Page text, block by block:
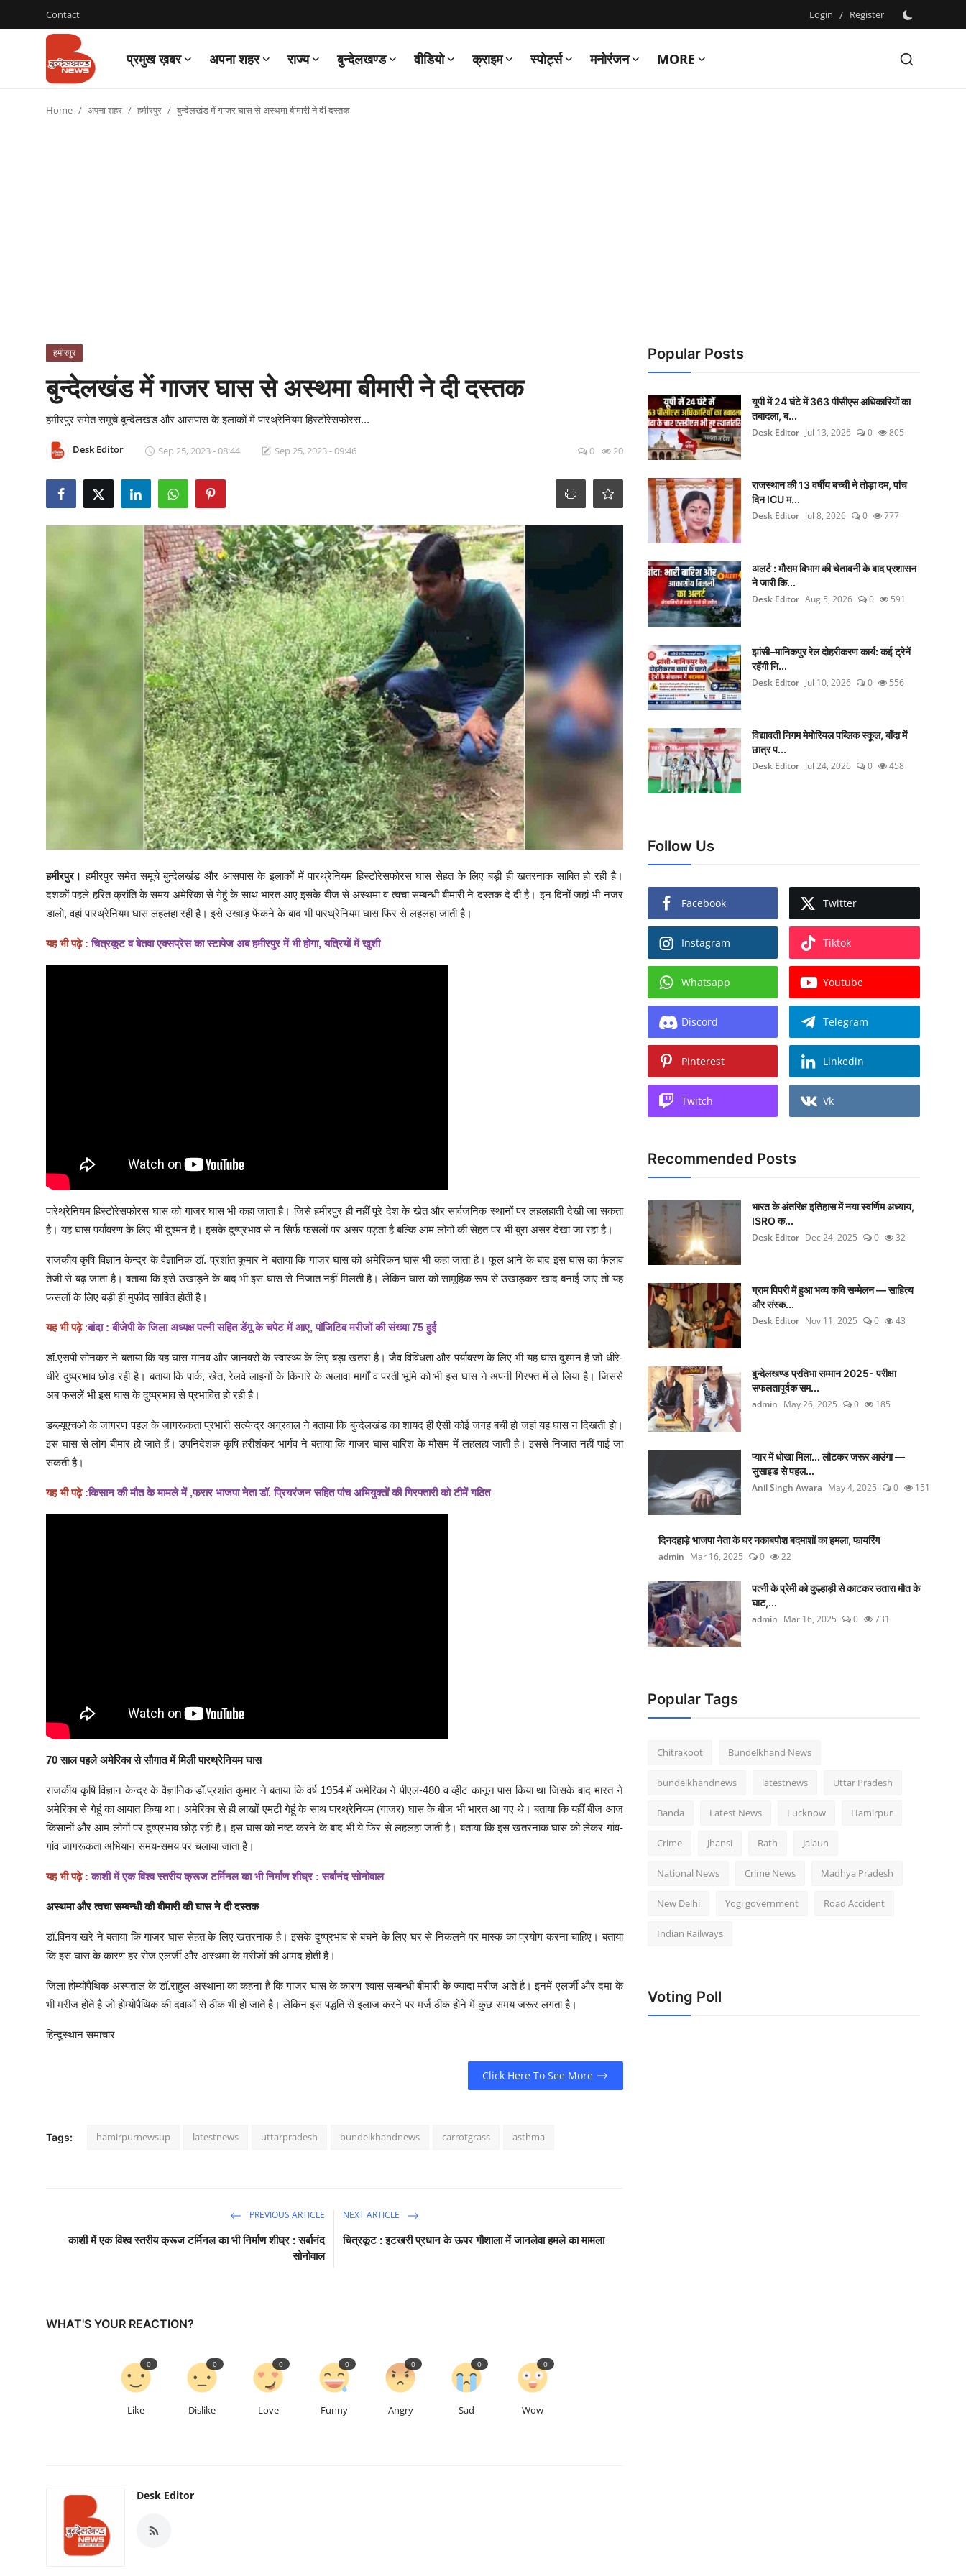
Contact Login / Register
प्रमुख ख़बर अपना शहर राज्य बुन्देलखण्ड वीडियो क्राइम स्पोर्ट्स मनोरंजन MORE
Login
Home अपना शहर हमीरपुर बुन्देलखंड में गाजर घास से अस्थमा बीमारी ने दी दस्तक
हमीरपुर
बुन्देलखंड में गाजर घास से अस्थमा बीमारी ने दी दस्तक
हमीरपुर समेत समूचे बुन्देलखंड और आसपास के इलाकों में पारथ्रेनियम हिस्टोरेसफोरस...
Desk Editor Sep 25, 2023 - 08:44 Sep 25, 2023 - 09:46 0 20
हमीरपुर। हमीरपुर समेत समूचे बुन्देलखंड और आसपास के इलाकों में पारथ्रेनियम हिस्टोरेसफोरस घास सेहत के लिए बड़ी ही खतरनाक साबित हो रही है।
दशकों पहले हरित क्रांति के समय अमेरिका से गेहूं के साथ भारत आए इसके बीज से अस्थमा व त्वचा सम्बन्धी बीमारी ने दस्तक दे दी है। इन दिनों जहां भी नजर
डालो, वहां पारथ्रेनियम घास लहलहा रही है। इसे उखाड़ फेंकने के बाद भी पारथ्रेनियम घास फिर से लहलहा जाती है।
यह भी पढ़े : चित्रकूट व बेतवा एक्सप्रेस का स्टापेज अब हमीरपुर में भी होगा, यत्रियों में खुशी
पारेथ्रेनियम हिस्टोरेसफोरस घास को गाजर घास भी कहा जाता है। जिसे हमीरपुर ही नहीं पूरे देश के खेत और सार्वजनिक स्थानों पर लहलहाती देखी जा सकता
है। यह घास पर्यावरण के लिए भी दुश्मन है। इसके दुष्प्रभाव से न सिर्फ फसलों पर असर पड़ता है बल्कि आम लोगों की सेहत पर भी बुरा असर देखा जा रहा है।
राजकीय कृषि विज्ञान केन्द्र के वैज्ञानिक डॉ. प्रशांत कुमार ने बताया कि गाजर घास को अमेरिकन घास भी कहा जाता है। फूल आने के बाद इस घास का फैलाव
तेजी से बढ़ जाता है। बताया कि इसे उखाड़ने के बाद भी इस घास से निजात नहीं मिलती है। लेकिन घास को सामूहिक रूप से उखाड़कर खाद बनाई जाए तो यह
फसलों के लिए बड़ी ही मुफीद साबित होती है।
यह भी पढ़े :बांदा : बीजेपी के जिला अध्यक्ष पत्नी सहित डेंगू के चपेट में आए, पॉजिटिव मरीजों की संख्या 75 हुई
डॉ.एसपी सोनकर ने बताया कि यह घास मानव और जानवरों के स्वास्थ्य के लिए बड़ा खतरा है। जैव विविधता और पर्यावरण के लिए भी यह घास दुश्मन है जो धीरे-
धीरे दुष्प्रभाव छोड़ रही है। बताया कि पार्क, खेत, रेलवे लाइनों के किनारे के अलावा मार्गों व परती भूमि को भी इस घास ने अपनी गिरफ्त में ले लिया है। जिससे
अब फसलें भी इस घास के दुष्प्रभाव से प्रभावित हो रही है।
डब्ल्यूएचओ के जागरण पहल के जागरूकता प्रभारी सत्येन्द्र अग्रवाल ने बताया कि बुन्देलखंड का शायद ही ऐसी कोई जगह बची हो जहां यह घास न दिखती हो।
इस घास से लोग बीमार हो जाते हैं। उपनिदेशक कृषि हरीशंकर भार्गव ने बताया कि गाजर घास बारिश के मौसम में लहलहा जाती है। इससे निजात नहीं पाई जा
सकती है।
यह भी पढ़े :किसान की मौत के मामले में ,फरार भाजपा नेता डॉ. प्रियरंजन सहित पांच अभियुक्तों की गिरफ्तारी को टीमें गठित
70 साल पहले अमेरिका से सौगात में मिली पारथ्रेनियम घास
राजकीय कृषि विज्ञान केन्द्र के वैज्ञानिक डॉ.प्रशांत कुमार ने बताया कि वर्ष 1954 में अमेरिका ने पीएल-480 व व्हीट कानून पास किया था जिसके बाद भारत ने
अमेरिका से गेहूं का आयात किया था। अमेरिका से ही लाखों एमटी गेहूं के साथ पारथ्रेनियम (गाजर) घास के बीज भी भारत आ गए थे। बताया कि यहीं बीज आज
किसानों और आम लोगों पर दुष्प्रभाव छोड़ रही है। इस घास को नष्ट करने के बाद भी ये फिर से लहलहा जाती है। बताया कि इस खतरनाक घास को लेकर गांव-
गांव जागरूकता अभियान समय-समय पर चलाया जाता है।
यह भी पढ़े : काशी में एक विश्व स्तरीय क्रूज टर्मिनल का भी निर्माण शीघ्र : सर्बानंद सोनोवाल
अस्थमा और त्वचा सम्बन्धी की बीमारी की घास ने दी दस्तक
डॉ.विनय खरे ने बताया कि गाजर घास सेहत के लिए खतरनाक है। इसके दुष्प्रभाव से बचने के लिए घर से निकलने पर मास्क का प्रयोग करना चाहिए। बताया
कि इस घास के कारण हर रोज एलर्जी और अस्थमा के मरीजों की आमद होती है।
जिला होम्योपैथिक अस्पताल के डॉ.राहुल अस्थाना का कहना है कि गाजर घास के कारण श्वास सम्बन्धी बीमारी के ज्यादा मरीज आते है। इनमें एलर्जी और दमा के
भी मरीज होते है जो होम्योपैथिक की दवाओं से ठीक भी हो जाते है। लेकिन इस पद्धति से इलाज करने पर मर्ज ठीक होने में कुछ समय जरूर लगता है।
हिन्दुस्थान समाचार
Click Here To See More
Tags: hamirpurnewsup latestnews uttarpradesh bundelkhandnews carrotgrass asthma
PREVIOUS ARTICLE
काशी में एक विश्व स्तरीय क्रूज टर्मिनल का भी निर्माण शीघ्र : सर्बानंद
सोनोवाल
NEXT ARTICLE
चित्रकूट : इटखरी प्रधान के ऊपर गौशाला में जानलेवा हमले का मामला
WHAT'S YOUR REACTION?
Like
0
Dislike
0
Love
0
Funny
0
Angry
0
Sad
0
Wow
0
Desk Editor
Popular Posts
यूपी में 24 घंटे में 363 पीसीएस अधिकारियों का
तबादला, ब...
Desk Editor Jul 13, 2026 0 805
राजस्थान की 13 वर्षीय बच्ची ने तोड़ा दम, पांच
दिन ICU म...
Desk Editor Jul 8, 2026 0 777
अलर्ट : मौसम विभाग की चेतावनी के बाद प्रशासन
ने जारी कि...
Desk Editor Aug 5, 2026 0 591
झांसी–मानिकपुर रेल दोहरीकरण कार्य: कई ट्रेनें
रहेंगी नि...
Desk Editor Jul 10, 2026 0 556
विद्यावती निगम मेमोरियल पब्लिक स्कूल, बाँदा में
छात्र प...
Desk Editor Jul 24, 2026 0 458
Follow Us
Facebook Twitter
Instagram Tiktok
Whatsapp Youtube
Discord Telegram
Pinterest Linkedin
Twitch Vk
Recommended Posts
भारत के अंतरिक्ष इतिहास में नया स्वर्णिम अध्याय,
ISRO क...
Desk Editor Dec 24, 2025 0 32
ग्राम पिपरी में हुआ भव्य कवि सम्मेलन — साहित्य
और संस्क...
Desk Editor Nov 11, 2025 0 43
बुन्देलखण्ड प्रतिभा सम्मान 2025- परीक्षा
सफलतापूर्वक सम...
admin May 26, 2025 0 185
प्यार में धोखा मिला... लौटकर जरूर आउंगा —
सुसाइड से पहल...
Anil Singh Awara May 4, 2025 0 151
दिनदहाड़े भाजपा नेता के घर नकाबपोश बदमाशों का हमला, फायरिंग
admin Mar 16, 2025 0 22
पत्नी के प्रेमी को कुल्हाड़ी से काटकर उतारा मौत के
घाट,...
admin Mar 16, 2025 0 731
Popular Tags
Chitrakoot Bundelkhand News
bundelkhandnews latestnews Uttar Pradesh
Banda Latest News Lucknow Hamirpur
Crime Jhansi Rath Jalaun
National News Crime News Madhya Pradesh
New Delhi Yogi government Road Accident
Indian Railways
Voting Poll